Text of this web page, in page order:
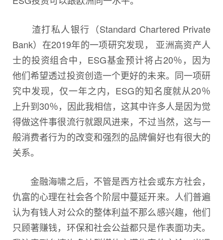
渣打私人银行（Standard Chartered Private
Bank）在2019年的一项研究发现， 亚洲高资产人
士的投资组合中，ESG基金预计将占20％，因为
他们希望透过投资创造一个更好的未来。同一项研
究中发现，仅一年之内，ESG的知名度就从20％
上升到30％，因此我相信，这其中许多人是因为觉
得做这件事很流行就跟风进来，不过当然，这与一
般消费者行为的改变和强烈的品牌偏好也有很大的
关系。
金融海啸之后，不管是西方社会或东方社会，
仇富的心理在社会各个阶层中蔓延开来。人们普遍
认为有钱人对公众的整体利益不那么感兴趣，他们
只顾著赚钱，环保和社会公益都只是作表面功夫。